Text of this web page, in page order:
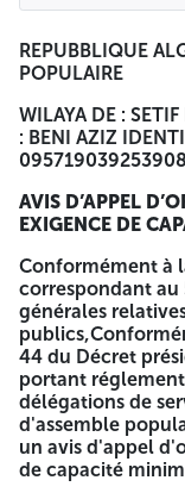
suivre par Numéro
soummettre pour
le cahier de
comprendre les
candidature
Déclaration de
Copie de statut de
personnes a
commerce
professionnelles :
classification
catégorie n° :03
catégories n° :03
financiers justifiés
fiscaux et les
2023-2024) égale
da). -Capacité
justifiés par carte
cour de validité. Et
REPUBBLIQUE
POPULAIRE
WILAYA DE :
: BENI AZIZ
095719039253908
AVIS D’APPEL
EXIGENCE DE
Conformément à
correspondant au
générales
44 du Décret
portant
délégations de
d'assemble
un avis d'appel
de capacité